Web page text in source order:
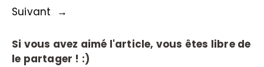
Suivant →
Si vous avez aimé l'article, vous êtes libre de
le partager ! :)